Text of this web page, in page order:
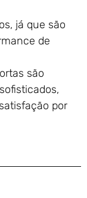
já que são
de
são
por